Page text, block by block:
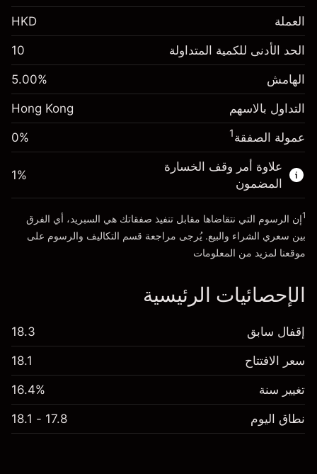
الهامش. استثمارك HK$1,000.00
رسم المبيت -0.018156%
(-HK$3.63)
حجم التداول مع الرافعة المالية ~ $HK$20,000.00
المال من الرافعة المالية ~
HK$19,000.00
الذهاب إلى المنصة
الهامش. استثمارك HK$1,000.00
رسم المبيت -0.003762%
(-HK$0.75)
حجم التداول مع الرافعة المالية ~ $HK$20,000.00
المال من الرافعة المالية ~
الذهاب إلى المنصة
العملة HKD
الحد الأدنى للكمية المتداولة 10
الهامش 5.00%
التداول بالاسهم Hong Kong
عمولة الصفقة1
0%
علاوة أمر وقف الخسارة
المضمون
1%
1إن الرسوم التي نتقاضاها مقابل تنفيذ صفقاتك هي السبريد، أي الفرق
بين سعري الشراء والبيع. يُرجى مراجعة قسم التكاليف والرسوم على
موقعنا لمزيد من المعلومات
الإحصائيات الرئيسية
إقفال سابق 18.3
سعر الافتتاح 18.1
تغيير سنة 16.4%
نطاق اليوم 17.8 - 18.1